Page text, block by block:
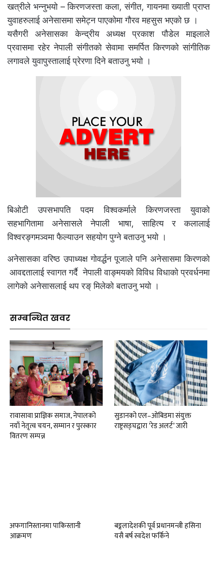
खत्रीले भन्नुभयो – किरणजस्ता कला, संगीत, गायनमा ख्याती प्राप्त
युवाहरुलाई अनेसासमा समेट्न पाएकोमा गौरव महसुस भएको छ ।
यसैगरी अनेसासका केन्द्रीय अध्यक्ष प्रकाश पौडेल माइलाले
प्रवासमा रहेर नेपाली संगीतको सेवामा समर्पित किरणको सांगीतिक
लगावले युवापुस्तालाई प्रेरणा दिने बताउनु भयो ।
बिओटी उपसभापति पदम विश्वकर्माले किरणजस्ता युवाको
सहभागितामा अनेसासले नेपाली भाषा, साहित्य र कलालाई
विश्वरङ्गमञ्वमा फैल्याउन सहयोग पुग्ने बताउनु भयो ।
अनेसासका वरिष्ठ उपाध्यक्ष गोवर्द्धन पूजाले पनि अनेसासमा किरणको
आवद्दतालाई स्वागत गर्दै नेपाली वाङ्मयको विविध विधाको प्रवर्धनमा
लागेको अनेसासलाई थप रङ् मिलेको बताउनु भयो ।
सम्बन्धित खवर
रावासावा प्राज्ञिक समाज, नेपालको
नयाँ नेतृत्व चयन, सम्मान र पुरस्कार
वितरण सम्पन्न
सुडानको एल–ओबिडमा संयुक्त
राष्ट्रसङ्घद्वारा ’रेड अलर्ट’ जारी
अफगानिस्तानमा पाकिस्तानी
आक्रमण
बङ्गलादेशकी पूर्व प्रधानमन्त्री हसिना
यसै बर्ष स्वदेश फर्किने